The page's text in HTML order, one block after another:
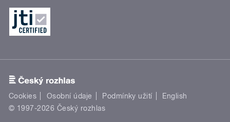
Cookies Osobní údaje Podmínky užití
English
© 1997-2026 Český rozhlas